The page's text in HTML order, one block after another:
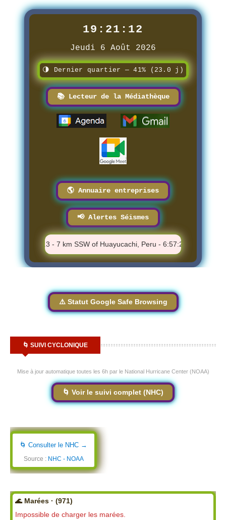
19:21:13
Jeudi 6 Août 2026
🌗 Dernier quartier — 41% (23.0 j)
📚 Lecteur de la Médiathèque
🌎 Annuaire entreprises
📢 Alertes Séismes
⚠️ M 5.3 - 7 km SSW of Huayucachi, Peru - 6:57:21 PM
⚠️ Statut Google Safe Browsing
🌀 SUIVI CYCLONIQUE
Mise à jour automatique toutes les 6h par le National Hurricane Center (NOAA)
🌀 Voir le suivi complet (NHC)
🌀 Consulter le NHC →
Source : NHC - NOAA
🌊 Marées · (971)
Impossible de charger les marées.